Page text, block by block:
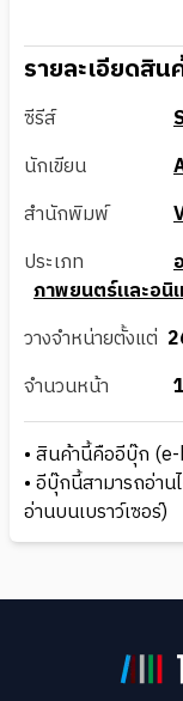
รายละเอียดสิน
ซีรีส์
นักเขียน
สำนักพิมพ์
ประเภท
ภาพยนตร์และอนิ
วางจำหน่ายตั้งแต่
จำนวนหน้า
• สินค้านี้คืออีบุ๊ก
• อีบุ๊กนี้สามารถอ่า
อ่านบนเบราว์เซอร์)